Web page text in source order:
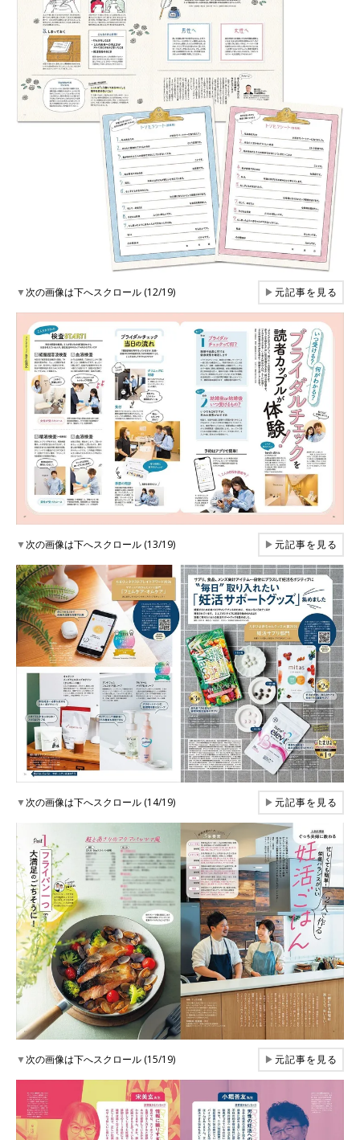
▼次の画像は下へスクロール (12/19) ▶元記事を見る
▼次の画像は下へスクロール (13/19) ▶元記事を見る
▼次の画像は下へスクロール (14/19) ▶元記事を見る
▼次の画像は下へスクロール (15/19) ▶元記事を見る